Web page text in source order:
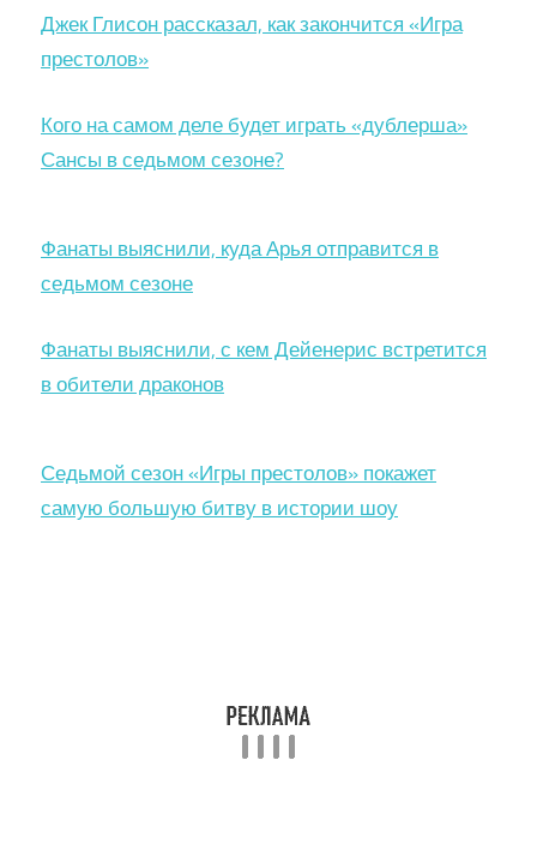
Джек Глисон рассказал, как закончится «Игра
престолов»
Кого на самом деле будет играть «дублерша»
Сансы в седьмом сезоне?
Фанаты выяснили, куда Арья отправится в
седьмом сезоне
Фанаты выяснили, с кем Дейенерис встретится
в обители драконов
Седьмой сезон «Игры престолов» покажет
самую большую битву в истории шоу